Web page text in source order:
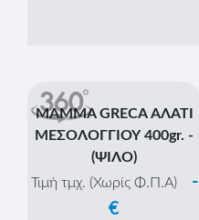
MAMMA GRECA ΑΛΑΤΙ
ΜΕΣΟΛΟΓΓΙΟΥ 400gr. -
(ΨΙΛΟ)
Τιμή τμχ. (Χωρίς Φ.Π.Α)
-
€